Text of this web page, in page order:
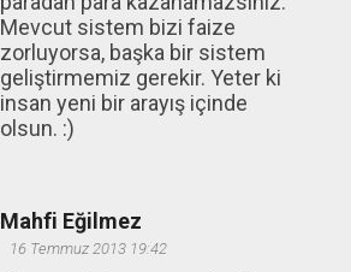
Mevcut sistem bizi faize
zorluyorsa, başka bir sistem
geliştirmemiz gerekir. Yeter ki
insan yeni bir arayış içinde
olsun. :)
Mahfi Eğilmez
16 Temmuz 2013 19:42